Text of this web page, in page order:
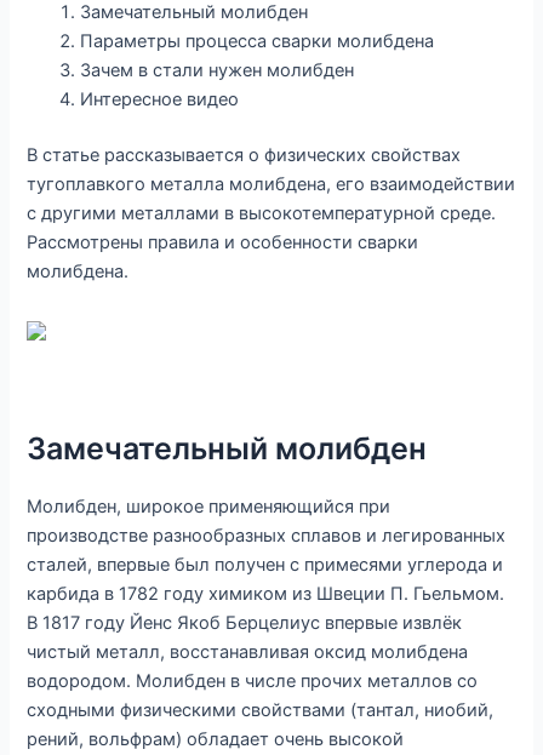
Замечательный молибден
Параметры процесса сварки молибдена
Зачем в стали нужен молибден
Интересное видео
В статье рассказывается о физических свойствах
тугоплавкого металла молибдена, его взаимодействии
с другими металлами в высокотемпературной среде.
Рассмотрены правила и особенности сварки
молибдена.
Замечательный молибден
Молибден, широкое применяющийся при
производстве разнообразных сплавов и легированных
сталей, впервые был получен с примесями углерода и
карбида в 1782 году химиком из Швеции П. Гьельмом.
В 1817 году Йенс Якоб Берцелиус впервые извлёк
чистый металл, восстанавливая оксид молибдена
водородом. Молибден в числе прочих металлов со
сходными физическими свойствами (тантал, ниобий,
рений, вольфрам) обладает очень высокой